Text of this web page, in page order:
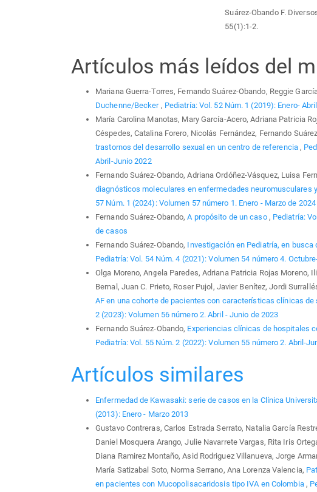
Suárez-Obando F.
55(1):1-2.
Artículos más leídos del
Mariana Guerra-Torres, Fernando Suárez-Obando, Reggie
Duchenne/Becker , Pediatría: Vol. 52 Núm. 1 (2019): Enero-
María Carolina Manotas, Mary García-Acero, Adriana Patricia
Céspedes, Catalina Forero, Nicolás Fernández, Fernando
trastornos del desarrollo sexual en un centro de referencia,
Abril-Junio 2022
Fernando Suárez-Obando, Adriana Ordóñez-Vásquez, Luisa
diagnósticos moleculares en enfermedades neuromusculares
57 Núm. 1 (2024): Volumen 57 número 1. Enero - Marzo de 2024
Fernando Suárez-Obando,A propósito de un caso , Pediatría:
de casos
Fernando Suárez-Obando, Investigación en Pediatría, en
Pediatría: Vol. 54 Núm. 4 (2021): Volumen 54 número 4.
Olga Moreno, Angela Paredes, Adriana Patricia Rojas Moreno,
Bernal, Juan C. Prieto, Roser Pujol, Javier Benítez, Jordi
AF en una cohorte de pacientes con características clínicas
2 (2023): Volumen 56 número 2. Abril - Junio de 2023
Fernando Suárez-Obando, Experiencias clínicas de hospitales
Pediatría: Vol. 55 Núm. 2 (2022): Volumen 55 número 2. Abril-
Artículos similares
Enfermedad de Kawasaki: serie de casos en la Clínica
(2013): Enero - Marzo 2013
Gustavo Contreras, Carlos Estrada Serrato, Natalia García
Daniel Mosquera Arango, Julie Navarrete Vargas, Rita Iris
Diana Ramirez Montaño, Asid Rodriguez Villanueva, Jorge
María Satizabal Soto, Norma Serrano, Ana Lorenza Valencia,
en pacientes con Mucopolisacaridosis tipo IVA en Colombia ,